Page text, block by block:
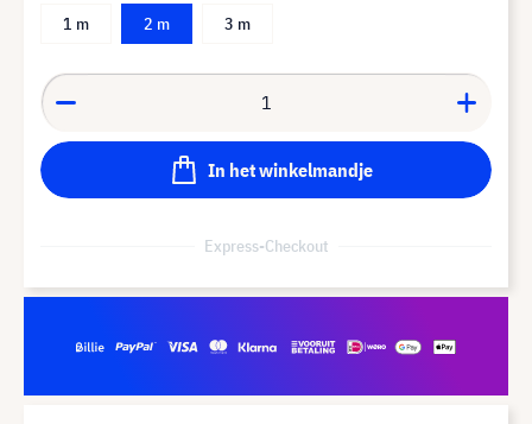
1 m
2 m 3 m
In het winkelmandje
Express-Checkout